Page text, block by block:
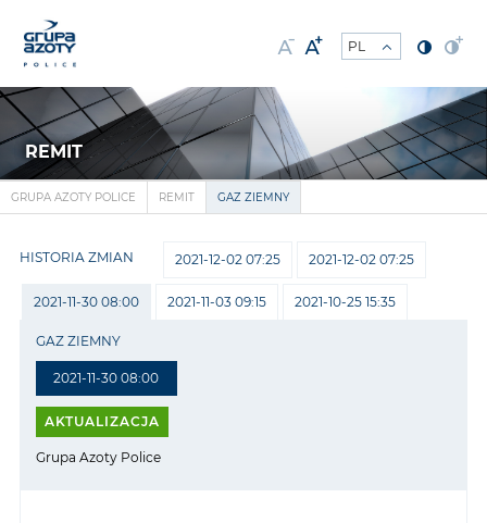
REMIT
GRUPA AZOTY POLICE REMIT GAZ ZIEMNY
HISTORIA ZMIAN 2021-12-02 07:25 2021-12-02 07:25
2021-11-30 08:00 2021-11-03 09:15 2021-10-25 15:35
2021-11-30 08:00
GAZ ZIEMNY
AKTUALIZACJA
Grupa Azoty Police